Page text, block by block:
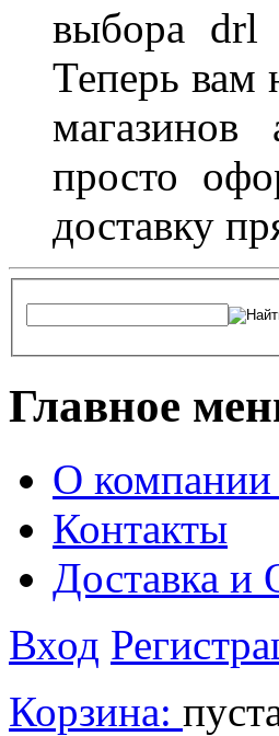
выбора drl
Теперь вам
магазинов
просто
доставку
Главное
О компании
Контакты
Доставка и
Вход
Корзина: